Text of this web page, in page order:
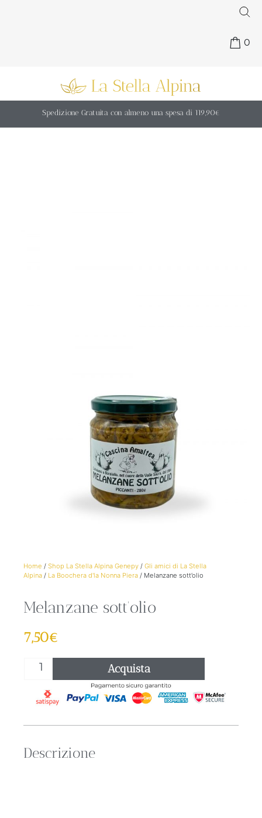
0
Spedizione Gratuita con almeno una spesa di 119,90€
Home / Shop La Stella Alpina Genepy / Gli amici di La Stella
Alpina / La Boochera d'la Nonna Piera / Melanzane sott’olio
Melanzane sott’olio
7,50€
Acquista
Descrizione